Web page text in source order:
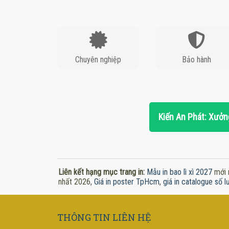
Chuyên nghiệp Bảo hành
Kiến An Phát:
Liên kết hạng mục trang in: Mẫu in bao lì xì 2027 mới
nhất 2026, Giá in poster TpHcm, giá in catalogue số
THÔNG TIN LIÊN HỆ